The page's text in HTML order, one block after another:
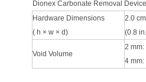
Dionex Carbonate Removal
Hardware Dimensions
( h × w × d)
2.0
(0.8
Void Volume
2
4